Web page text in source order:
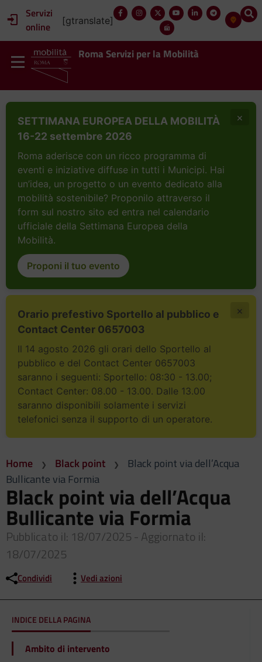
Servizi
online
[gtranslate]
Roma Servizi per la Mobilità
SETTIMANA EUROPEA DELLA MOBILITÀ
16-22 settembre 2026
Roma aderisce con un ricco programma di
eventi e iniziative diffuse in tutti i Municipi. Hai
un’idea, un progetto o un evento dedicato alla
mobilità sostenibile? Proponilo attraverso il
form sul nostro sito ed entra nel calendario
ufficiale della Settimana Europea della
Mobilità.
Proponi il tuo evento
×
Orario prefestivo Sportello al pubblico e
Contact Center 0657003
Il 14 agosto 2026 gli orari dello Sportello al
pubblico e del Contact Center 0657003
saranno i seguenti: Sportello: 08:30 - 13.00;
Contact Center: 08.00 - 13.00. Dalle 13.00
saranno disponibili solamente i servizi
telefonici senza il supporto di un operatore.
×
Home Black point
Black point via dell’Acqua
Bullicante via Formia
Black point via dell’Acqua
Bullicante via Formia
Pubblicato il: 18/07/2025 - Aggiornato il:
18/07/2025
Condividi Vedi azioni
INDICE DELLA PAGINA
Ambito di intervento